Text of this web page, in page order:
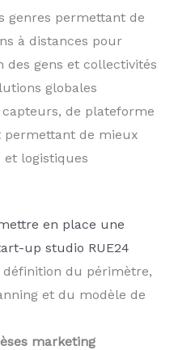
genres permettant de
à distances pour
des gens et collectivités
globales
de plateforme
permettant de mieux
logistiques
en place une
up studio RUE24
définition du périmètre,
et du modèle de
marketing